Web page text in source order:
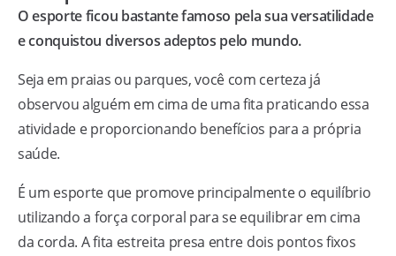
O esporte ficou bastante famoso pela sua versatilidade
e conquistou diversos adeptos pelo mundo.
Seja em praias ou parques, você com certeza já
observou alguém em cima de uma fita praticando essa
atividade e proporcionando benefícios para a própria
saúde.
É um esporte que promove principalmente o equilíbrio
utilizando a força corporal para se equilibrar em cima
da corda. A fita estreita presa entre dois pontos fixos